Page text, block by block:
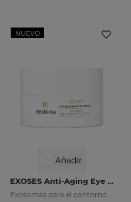
NUEVO
Añadir
EXOSES Anti-Aging Eye And Lip Contour